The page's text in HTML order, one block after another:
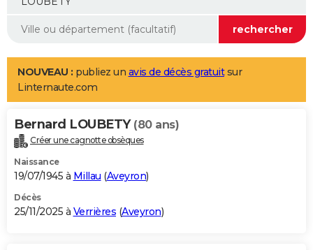
Mobiles
Meilleur smartphone
Internet
Ordinateurs
Jeux vidéo
Guide high-tech
Aménagement intérieur
LIFESTYLE
Art de vivre
Bien-être
Loisirs
Mode
Modes de vie
Alimentation
Guide de la santé
Maladies
Médicaments
Sommeil
VOYAGE
Destinations
City break
Voyage nature
Voyage de noces
Forum
Climat
+PHOTO
GUIDES D'ACHAT
BONS PLANS
NOUVEAU : publiez un avis de décès gratuitsur
Linternaute.com
Bernard LOUBETY (80 ans)
Créer une cagnotte obsèques
Naissance
19/07/1945 à Millau (Aveyron)
Décès
25/11/2025 à Verrières (Aveyron)